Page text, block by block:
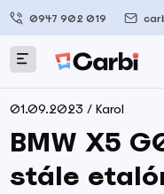
0947 902 019
01.09.2023 / Karol
BMW X5
stále